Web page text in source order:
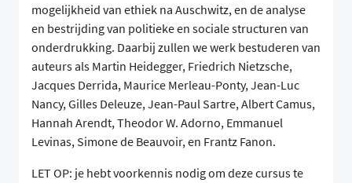
mogelijkheid van ethiek na Auschwitz, en de analyse
en bestrijding van politieke en sociale structuren van
onderdrukking. Daarbij zullen we werk bestuderen van
auteurs als Martin Heidegger, Friedrich Nietzsche,
Jacques Derrida, Maurice Merleau-Ponty, Jean-Luc
Nancy, Gilles Deleuze, Jean-Paul Sartre, Albert Camus,
Hannah Arendt, Theodor W. Adorno, Emmanuel
Levinas, Simone de Beauvoir, en Frantz Fanon.
LET OP: je hebt voorkennis nodig om deze cursus te